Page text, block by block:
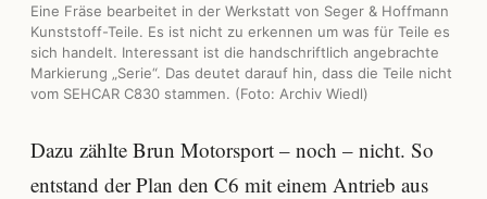
Eine Fräse bearbeitet in der Werkstatt von Seger & Hoffmann
Kunststoff-Teile. Es ist nicht zu erkennen um was für Teile es
sich handelt. Interessant ist die handschriftlich angebrachte
Markierung „Serie“. Das deutet darauf hin, dass die Teile nicht
vom SEHCAR C830 stammen. (Foto: Archiv Wiedl)
Dazu zählte Brun Motorsport – noch – nicht. So
entstand der Plan den C6 mit einem Antrieb aus